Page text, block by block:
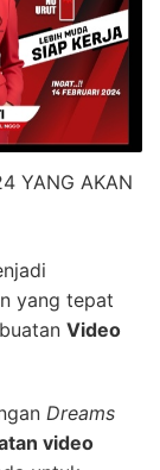
YANG AKAN
yang tepat
Video
Dreams
video